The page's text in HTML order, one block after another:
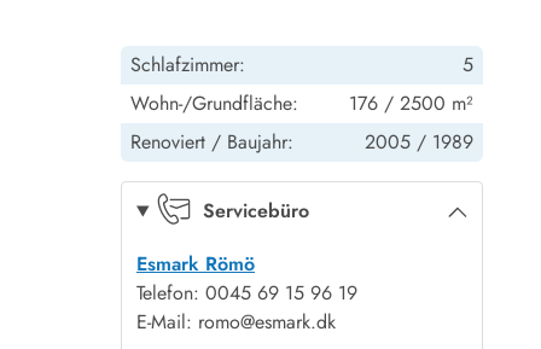
Schlafzimmer:
5
Wohn-/Grundfläche:
176 / 2500 m²
Renoviert / Baujahr: 2005 / 1989
Servicebüro
Esmark Römö
Telefon: 0045 69 15 96 19
E-Mail: romo@esmark.dk